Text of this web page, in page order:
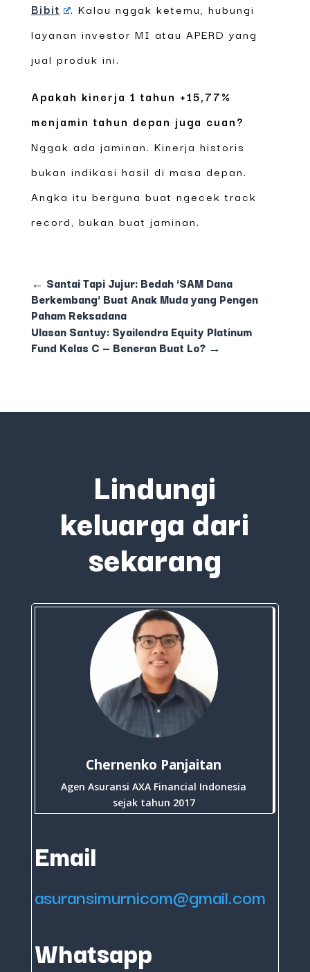
Bibit
. Kalau nggak ketemu, hubungi
layanan investor MI atau APERD yang
jual produk ini.
Apakah kinerja 1 tahun +15,77%
menjamin tahun depan juga cuan?
Nggak ada jaminan. Kinerja historis
bukan indikasi hasil di masa depan.
Angka itu berguna buat ngecek track
record, bukan buat jaminan.
← Santai Tapi Jujur: Bedah 'SAM Dana
Berkembang' Buat Anak Muda yang Pengen
Paham Reksadana
Ulasan Santuy: Syailendra Equity Platinum
Fund Kelas C — Beneran Buat Lo?→
Lindungi
keluarga dari
sekarang
Chernenko Panjaitan
Agen Asuransi AXA Financial Indonesia
sejak tahun 2017
Email
asuransimurnicom@gmail.com
Whatsapp